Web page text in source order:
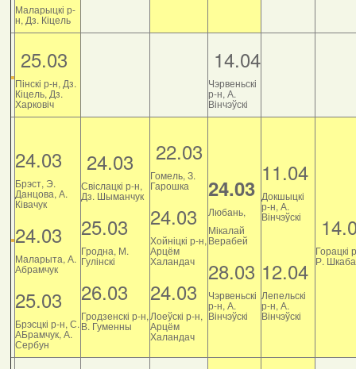
Маларыцкі р-
н, Дз. Кіцель
25.03
Пінскі р-н, Дз.
Кіцель, Дз.
Харковіч
14.04
Чэрвеньскі
р-н, А.
Вінчэўскі
24.03
Брэст, Э.
Данцова, А.
Ківачук
24.03
Маларыта, А.
Абрамчук
25.03
Брэсцкі р-н, С.
АБрамчук, А.
Сербун
24.03
Свіслацкі р-н,
Дз. Шыманчук
25.03
Гродна, М.
Гулінскі
26.03
Гродзенскі р-н,
В. Гуменны
22.03
Гомель, З.
Гарошка
24.03
Хойніцкі р-н,
Арцём
Халандач
24.03
Лоеўскі р-н,
Арцём
Халандач
24.03
Любань,
Мікалай
Верабей
28.03
Чэрвеньскі
р-н, А.
Вінчэўскі
11.04
Докшыцкі
р-н, А.
Вінчэўскі
12.04
Лепельскі
р-н, А.
Вінчэўскі
Горацкі
Р.